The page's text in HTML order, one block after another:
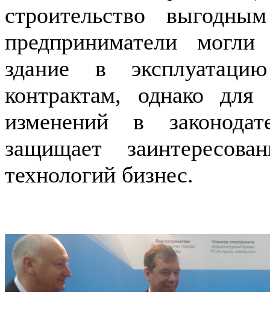
строительство
предприниматели
здание в
контрактам, однако
изменений в
защищает
технологий бизнес.